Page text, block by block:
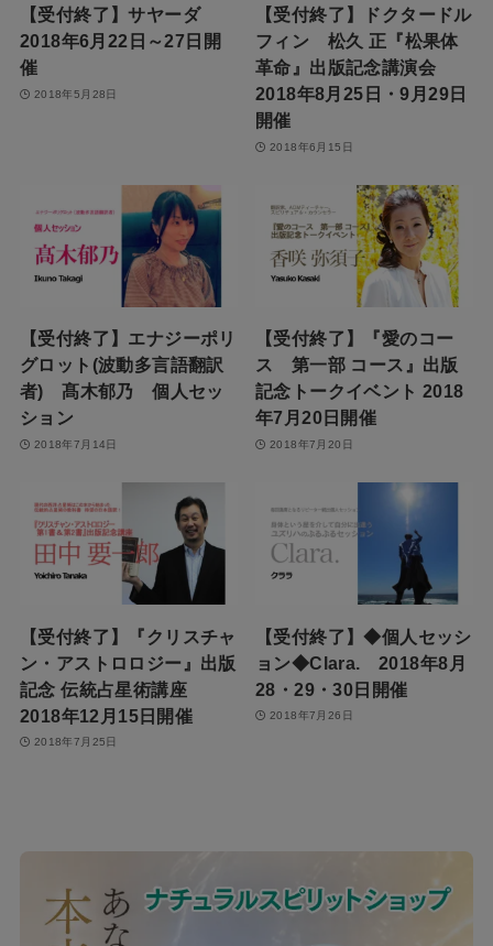
【受付終了】サヤーダ
2018年6月22日～27日開
催
2018年5月28日
【受付終了】ドクタードル
フィン 松久 正『松果体
革命』出版記念講演会
2018年8月25日・9月29日
開催
2018年6月15日
【受付終了】エナジーポリ
グロット(波動多言語翻訳
者) 髙木郁乃 個人セッ
ション
2018年7月14日
【受付終了】『愛のコー
ス 第一部 コース』出版
記念トークイベント 2018
年7月20日開催
2018年7月20日
【受付終了】『クリスチャ
ン・アストロロジー』出版
記念 伝統占星術講座
2018年12月15日開催
2018年7月25日
【受付終了】◆個人セッシ
ョン◆Clara. 2018年8月
28・29・30日開催
2018年7月26日